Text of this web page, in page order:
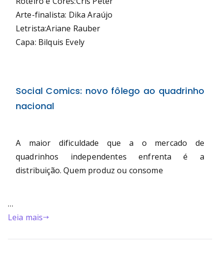
Arte-finalista: Dika Araújo
Letrista:Ariane Rauber
Capa: Bilquis Evely
Social Comics: novo fôlego ao quadrinho
nacional
A maior dificuldade que a o mercado de
quadrinhos independentes
enfrenta é a
distribuição. Quem produz ou consome
…
Leia mais